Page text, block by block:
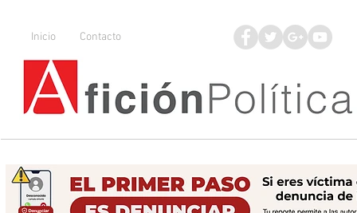
Inicio Contacto